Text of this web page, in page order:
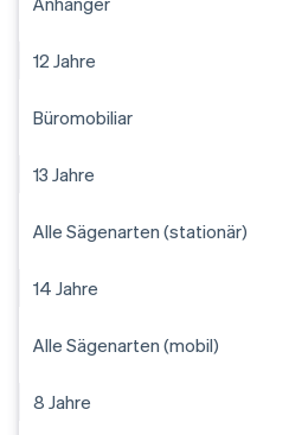
12 Jahre
Büromobiliar
13 Jahre
Alle Sägenarten (stationär)
14 Jahre
Alle Sägenarten (mobil)
8 Jahre